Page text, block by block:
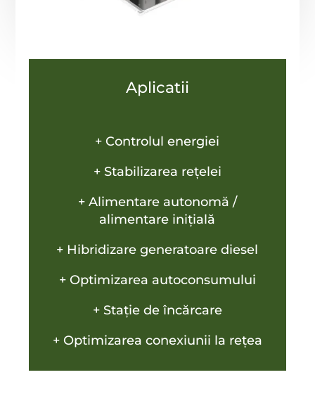
Aplicatii
+ Controlul energiei
+ Stabilizarea rețelei
+ Alimentare autonomă /
alimentare inițială
+ Hibridizare generatoare diesel
+ Optimizarea autoconsumului
+ Stație de încărcare
+ Optimizarea conexiunii la rețea